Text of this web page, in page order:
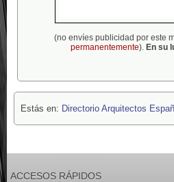
(no envíes publicidad por este
permanentemente). En su
Estás en: Directorio Arquitectos
ACCESOS RÁPIDOS